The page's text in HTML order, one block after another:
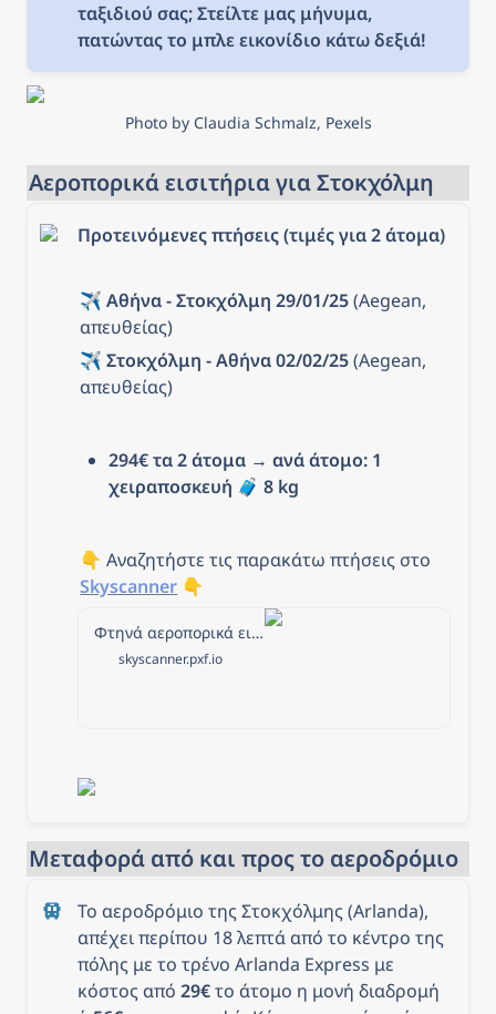
ταξιδιού σας; Στείλτε μας μήνυμα,
πατώντας το μπλε εικονίδιο κάτω δεξιά!
Photo by Claudia Schmalz, Pexels
Αεροπορικά εισιτήρια για Στοκχόλμη
Προτεινόμενες πτήσεις (τιμές για 2 άτομα)
✈️ Αθήνα - Στοκχόλμη 29/01/25 (Aegean,
απευθείας)
✈️ Στοκχόλμη - Αθήνα 02/02/25 (Aegean,
απευθείας)
294€ τα 2 άτομα → ανά άτομο: 1
χειραποσκευή 🧳 8 kg
Skyscanner 👇
Φτηνά αεροπορικά εισιτήρια από Αθήνα προς Στοκχόλμη στην Skyscanner
skyscanner.pxf.io
Μεταφορά από και προς το αεροδρόμιο
Το αεροδρόμιο της Στοκχόλμης (Arlanda),
απέχει περίπου 18 λεπτά από το κέντρο της
πόλης με το τρένο Arlanda Express με
κόστος από 29€ το άτομο η μονή διαδρομή